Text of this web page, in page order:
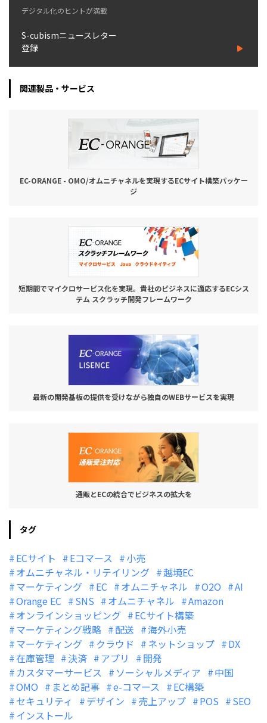
内製化支援
デジタル化のヒントが満載
S-cubismニュースレター
登録
関連製品・サービス
EC-ORANGE - OMO/オムニチャネルを実現するECサイト構築パッケー
ジ
短期間でマイクロサービス化を実現。貴社のビジネスに適応するECシス
テム スクラッチ開発フレームワーク
最新の開発基板の提供を受けながら独自のWEBサービスを実現
通販とECの統合でビジネスの拡大を
タグ
ECサイト Eコマース
小売
オムニチャネル・リテイリング
越境EC
マーケティング
EC オムニチャネル O2O
AI
Orange EC
SNS オムニチャネル
Amazon
オンラインショッピング
ECサイト構築
マーケティング戦略
配送
海外小売
マーケティング
クラウド ネットショップ
DX
在庫管理
決済 アプリ
開発
カスタマーサービス
ソーシャルメディア
中国
OMO
まとめ記事 e-コマース
EC構築
セキュリティ
デザイン 売上アップ POS
SEO
インストール